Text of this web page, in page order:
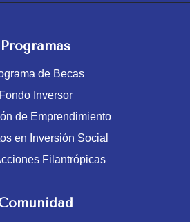
Programas
de Becas
Fondo Inversor
de Emprendimiento
en Inversión Social
Filantrópicas